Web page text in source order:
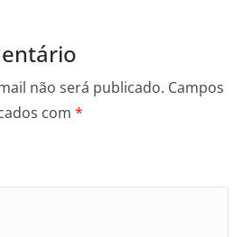
não será publicado. Campos
com *